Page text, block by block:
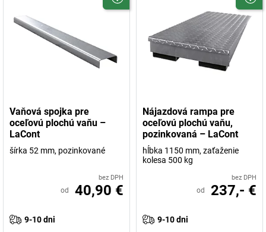
Vaňová spojka pre
oceľovú plochú vaňu –
LaCont
šírka 52 mm, pozinkované
bez DPH
od 40,90 €
9-10 dni
Nájazdová rampa pre
oceľovú plochú vaňu,
pozinkovaná – LaCont
hĺbka 1150 mm, zaťaženie
kolesa 500 kg
bez DPH
od 237,- €
9-10 dni